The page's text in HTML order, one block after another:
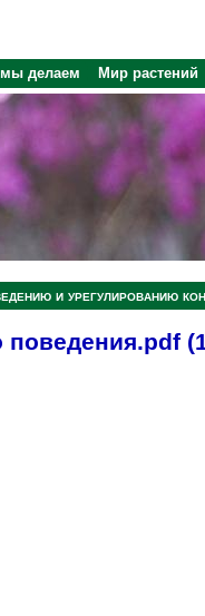
делаем Мир растений
и урегулированию
поведения.pdf